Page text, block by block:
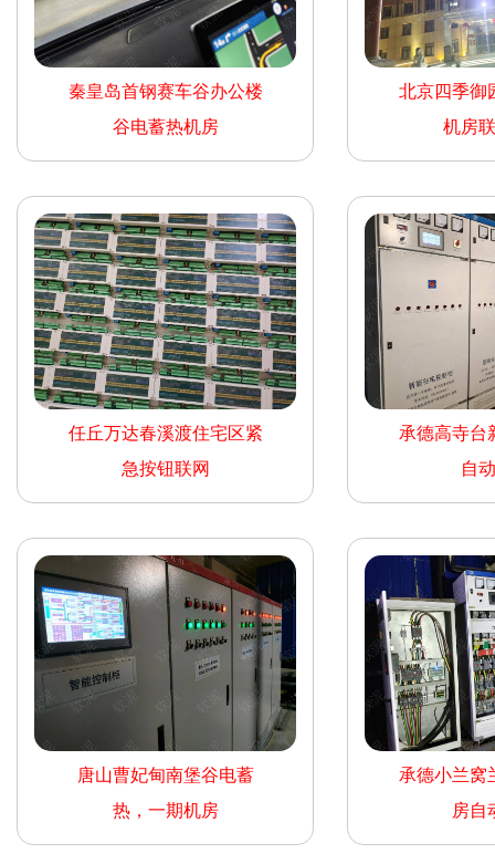
秦皇岛首钢赛车谷办公楼
谷电蓄热机房
北京四季御
机房
任丘万达春溪渡住宅区紧
急按钮联网
承德高寺台
自
唐山曹妃甸南堡谷电蓄
热，一期机房
承德小兰窝
房自